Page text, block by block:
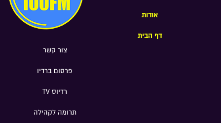
אודות
דף הבית
צור קשר
פרסום ברדיו
רדיוס TV
תרומה לקהילה